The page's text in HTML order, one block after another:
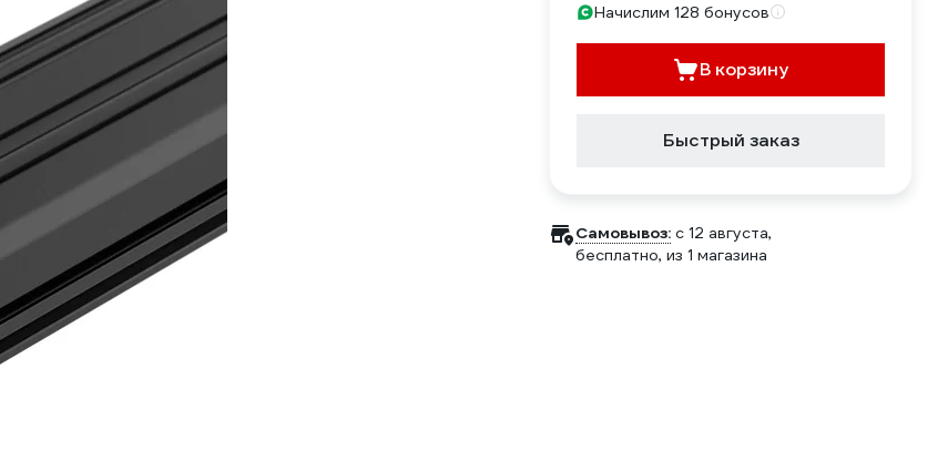
Начислим 128 бонусов
В корзину
Быстрый заказ
Самовывоз: c 12 августа,
бесплатно, из 1 магазина